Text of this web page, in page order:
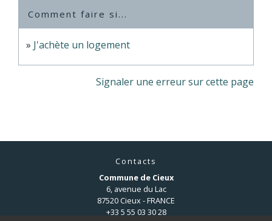
Comment faire si...
J'achète un logement
Signaler une erreur sur cette page
Contacts
Commune de Cieux
6, avenue du Lac
87520 Cieux - FRANCE
+33 5 55 03 30 28